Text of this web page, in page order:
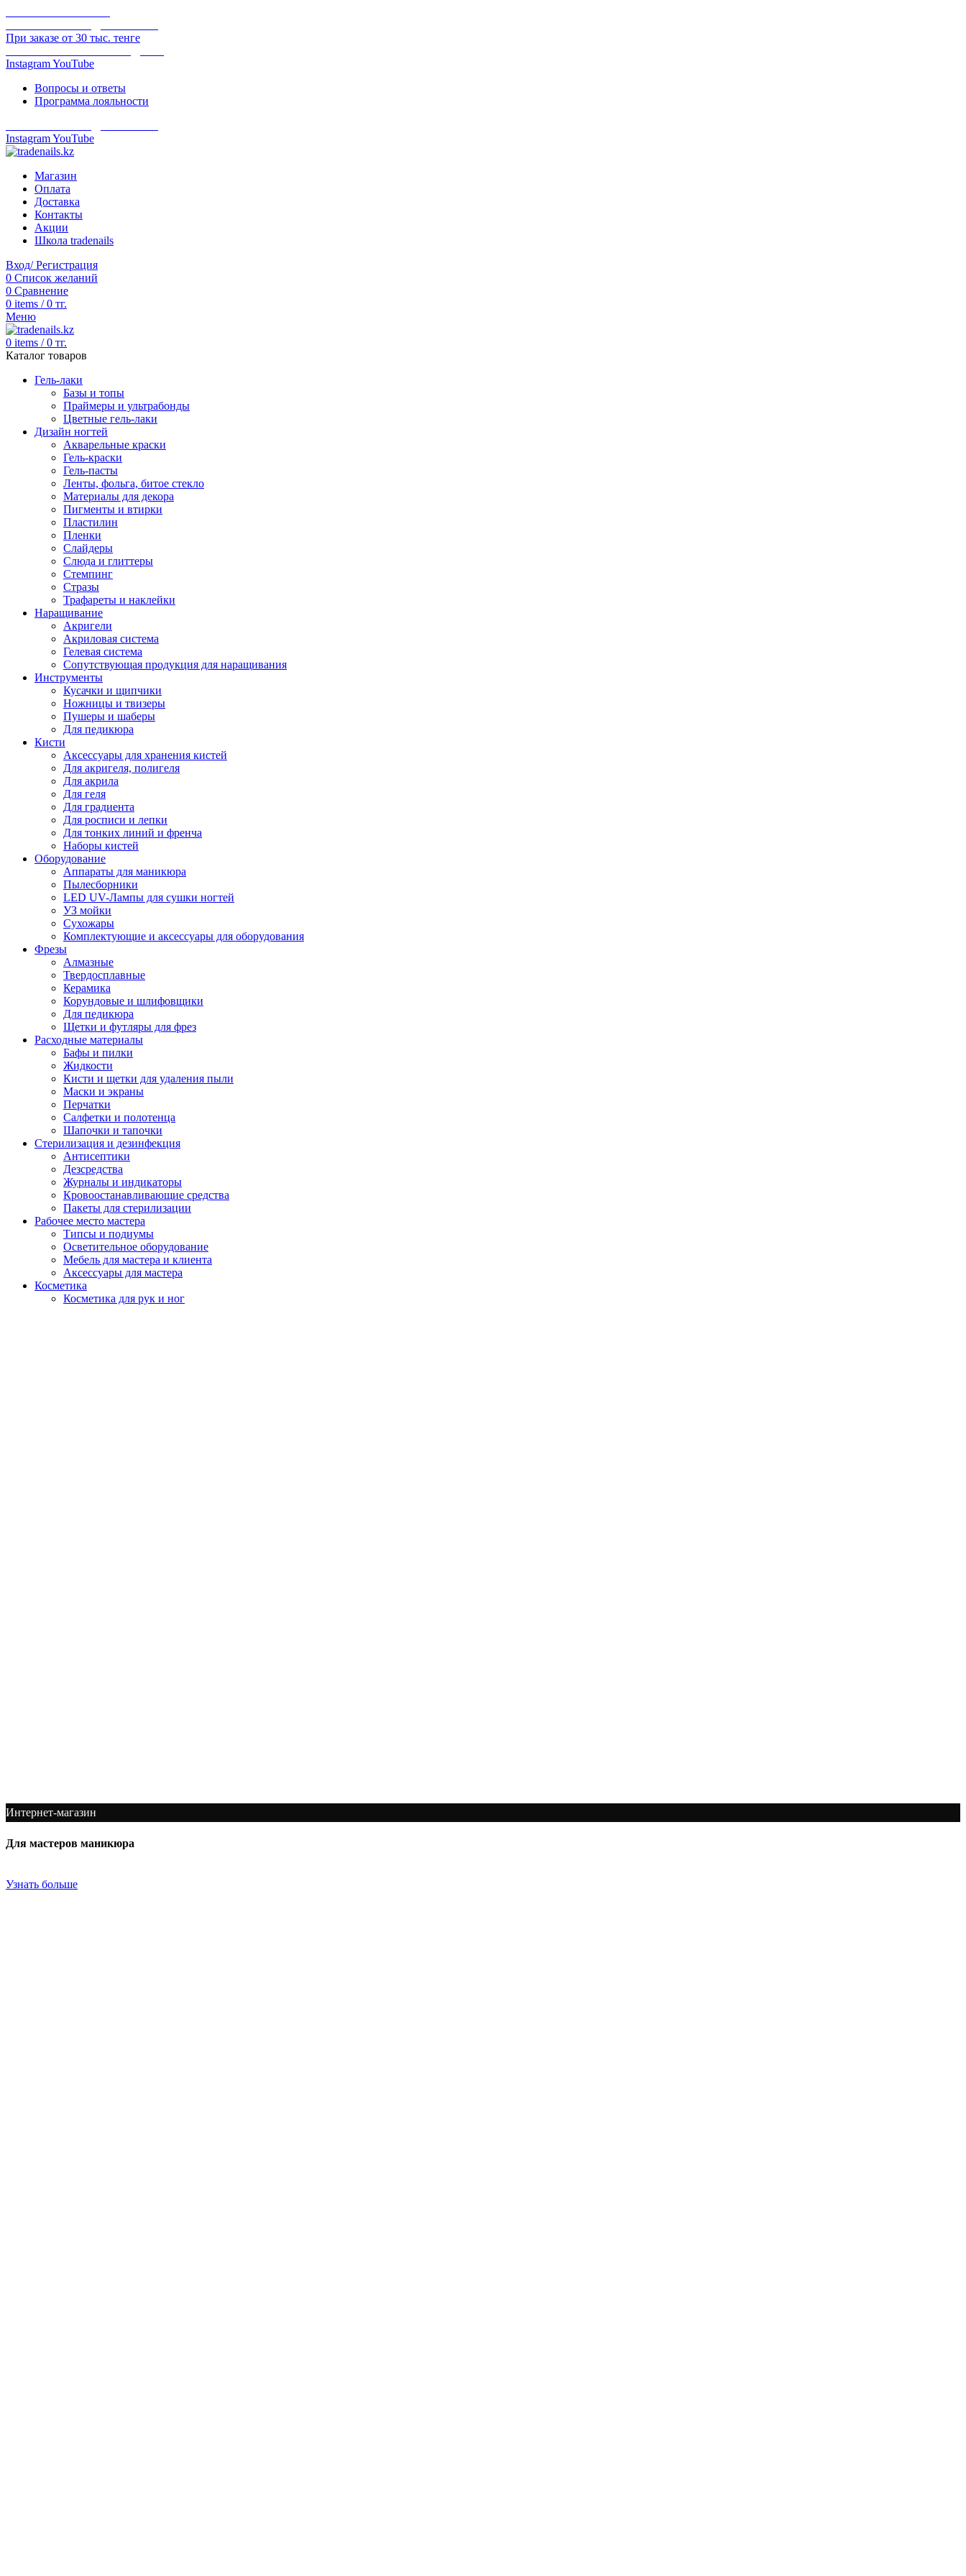
При заказе от 30 тыс. тенге
InstagramYouTube
Вопросы и ответы
Программа лояльности
InstagramYouTube
Магазин
Оплата
Доставка
Контакты
Акции
Школа tradenails
Вход/ Регистрация
0 Список желаний
0 Сравнение
0 items / 0 тг.
Меню
0 items / 0 тг.
Каталог товаров
Гель-лаки
Базы и топы
Праймеры и ультрабонды
Цветные гель-лаки
Дизайн ногтей
Акварельные краски
Гель-краски
Гель-пасты
Ленты, фольга, битое стекло
Материалы для декора
Пигменты и втирки
Пластилин
Пленки
Слайдеры
Слюда и глиттеры
Стемпинг
Стразы
Трафареты и наклейки
Наращивание
Акригели
Акриловая система
Гелевая система
Сопутствующая продукция для наращивания
Инструменты
Кусачки и щипчики
Ножницы и твизеры
Пушеры и шаберы
Для педикюра
Кисти
Аксессуары для хранения кистей
Для акригеля, полигеля
Для акрила
Для геля
Для градиента
Для росписи и лепки
Для тонких линий и френча
Наборы кистей
Оборудование
Аппараты для маникюра
Пылесборники
LED UV-Лампы для сушки ногтей
УЗ мойки
Сухожары
Комплектующие и аксессуары для оборудования
Фрезы
Алмазные
Твердосплавные
Керамика
Корундовые и шлифовщики
Для педикюра
Щетки и футляры для фрез
Расходные материалы
Бафы и пилки
Жидкости
Кисти и щетки для удаления пыли
Маски и экраны
Перчатки
Салфетки и полотенца
Шапочки и тапочки
Стерилизация и дезинфекция
Антисептики
Дезсредства
Журналы и индикаторы
Кровоостанавливающие средства
Пакеты для стерилизации
Рабочее место мастера
Типсы и подиумы
Осветительное оборудование
Мебель для мастера и клиента
Аксессуары для мастера
Косметика
Косметика для рук и ног
Интернет-магазин
Для мастеров маникюра
Узнать больше